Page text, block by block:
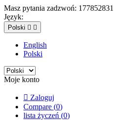
Masz pytania zadzwoń: 177852831
Język:
Polski  
English
Polski
Moje konto
 Zaloguj
Compare (0)
lista życzeń (0)